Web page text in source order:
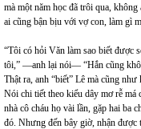
mà một năm học đã trôi qua,
ai cũng bận bịu với vợ con, làm gì
“Tôi có hỏi Văn làm sao biết được
tôi,” —anh lại nói— “Hắn cũng
Thật ra, anh “biết” Lê mà cũng
Nói chi tiết theo kiểu dây mơ rễ má
nhà cô cháu họ vài lần, gặp hai ba
đó. Nhưng đến bây giờ, nhận được